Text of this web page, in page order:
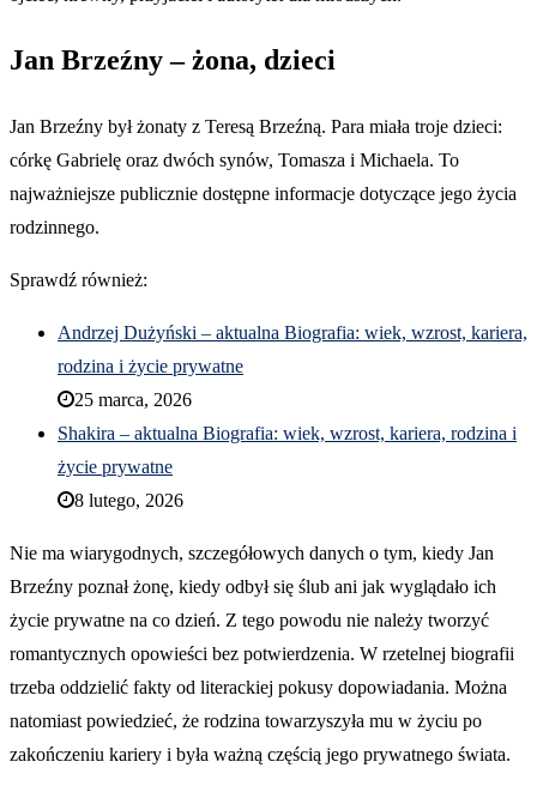
Jan Brzeźny – żona, dzieci
Jan Brzeźny był żonaty z Teresą Brzeźną. Para miała troje dzieci:
córkę Gabrielę oraz dwóch synów, Tomasza i Michaela. To
najważniejsze publicznie dostępne informacje dotyczące jego życia
rodzinnego.
Sprawdź również:
Andrzej Dużyński – aktualna Biografia: wiek, wzrost, kariera,
rodzina i życie prywatne
25 marca, 2026
Shakira – aktualna Biografia: wiek, wzrost, kariera, rodzina i
życie prywatne
8 lutego, 2026
Nie ma wiarygodnych, szczegółowych danych o tym, kiedy Jan
Brzeźny poznał żonę, kiedy odbył się ślub ani jak wyglądało ich
życie prywatne na co dzień. Z tego powodu nie należy tworzyć
romantycznych opowieści bez potwierdzenia. W rzetelnej biografii
trzeba oddzielić fakty od literackiej pokusy dopowiadania. Można
natomiast powiedzieć, że rodzina towarzyszyła mu w życiu po
zakończeniu kariery i była ważną częścią jego prywatnego świata.